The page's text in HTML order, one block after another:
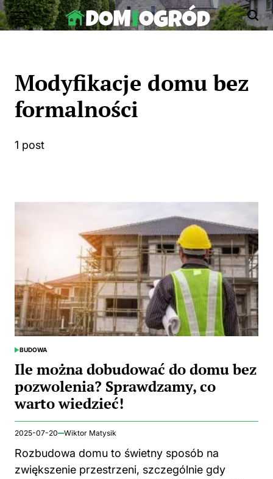
Skip
to
Modyfikacje domu bez
formalności
1 post
POSTED
BUDOWA
Ile można dobudować do domu bez
pozwolenia? Sprawdzamy, co
warto wiedzieć!
2025-07-20 Wiktor Matysik
Rozbudowa domu to świetny sposób na
zwiększenie przestrzeni, szczególnie gdy